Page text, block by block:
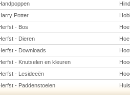
Potter
- Bos
- Dieren
- Downloads
- Knutselen en kleuren
- Lesideeën
- Paddenstoelen